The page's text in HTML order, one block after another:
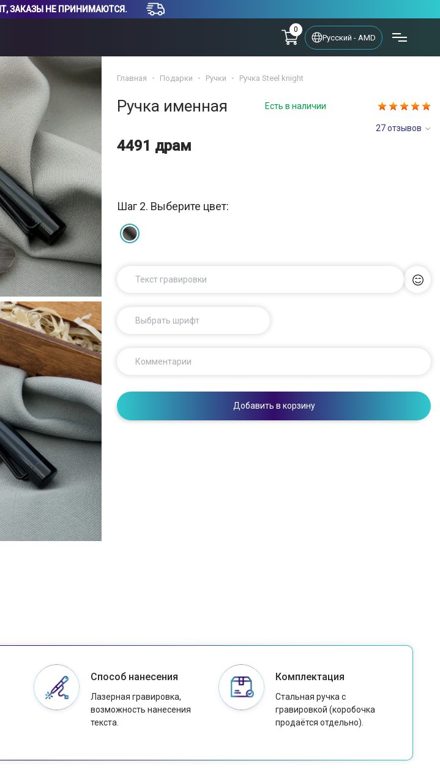
ЗАКАЗЫ НЕ ПРИНИМАЮТСЯ.
0
Русский - AMD
Главная Подарки Ручки Ручка Steel knight
Ручка именная Есть в наличии
27 отзывов
4491 драм
Шаг 2. Выберите цвет:
Текст гравировки
Выбрать шрифт
Комментарии
Добавить в корзину
Способ нанесения
Лазерная гравировка,
возможность нанесения
текста.
Комплектация
Стальная ручка с
гравировкой (коробочка
продаётся отдельно).